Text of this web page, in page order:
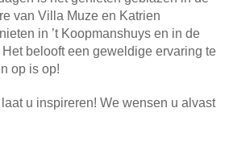
van Villa Muze en Katrien
in ’t Koopmanshuys en in de
belooft een geweldige ervaring te
op is op!
u inspireren! We wensen u alvast